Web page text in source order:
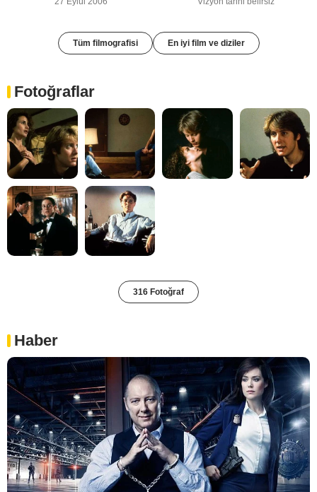
Tüm filmografisi En iyi film ve diziler
Fotoğraflar
316 Fotoğraf
Haber